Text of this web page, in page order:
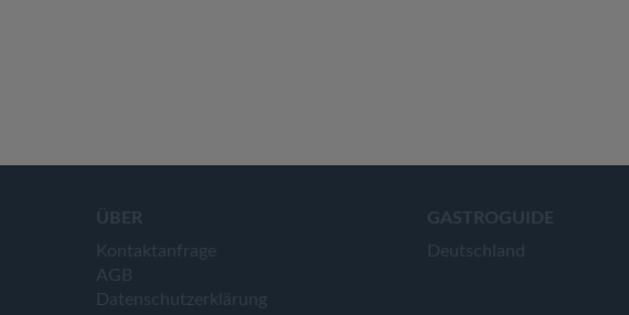
ÜBER
Kontaktanfrage
AGB
Datenschutzerklärung
GASTROGUIDE
Deutschland